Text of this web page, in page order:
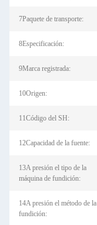
7Paquete de transporte:
8Especificación:
9Marca registrada:
10Origen:
11Código del SH:
12Capacidad de la fuente:
13A presión el tipo de la
máquina de fundición:
14A presión el método de la
fundición: